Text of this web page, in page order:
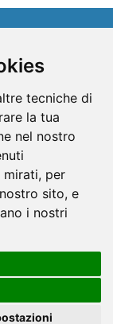
tecniche di
la tua
nel nostro
mirati, per
sito, e
i nostri
TV
DIRETTA RADIO
- Powered by